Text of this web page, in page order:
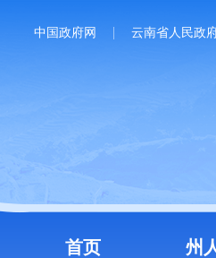
中国政府网 云南省人民政
首页 州